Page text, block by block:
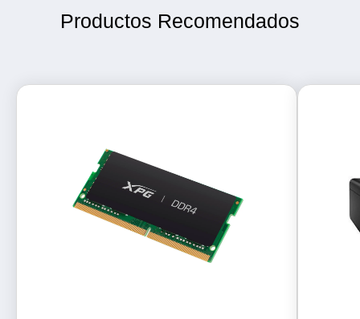
Productos Recomendados